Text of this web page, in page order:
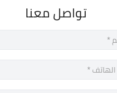
تواصل معنا